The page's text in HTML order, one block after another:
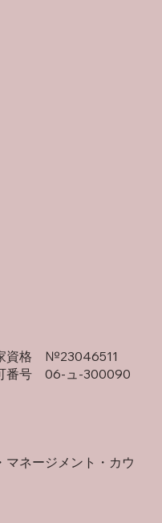
資格 №23046511
番号 06-ュ-300090
ネージメント・カウ